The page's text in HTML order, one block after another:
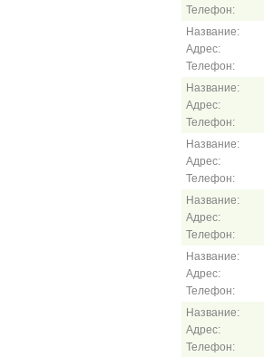
Телефон:
Название:
Адрес:
Телефон:
Название:
Адрес:
Телефон:
Название:
Адрес:
Телефон:
Название:
Адрес:
Телефон:
Название:
Адрес:
Телефон:
Название:
Адрес:
Телефон: